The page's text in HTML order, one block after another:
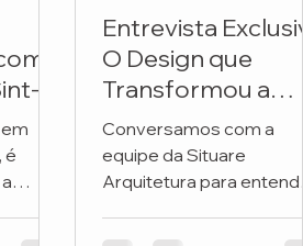
é
Entrevista
O Design que
Transformou a
Fachada de uma
Escola
Conversamos com a
equipe da Situare
Arquitetura para
revitalizou a fachada da